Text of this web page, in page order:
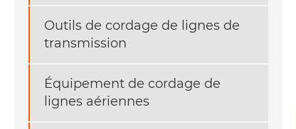
Outils de cordage de lignes de
transmission
Équipement de cordage de
lignes aériennes